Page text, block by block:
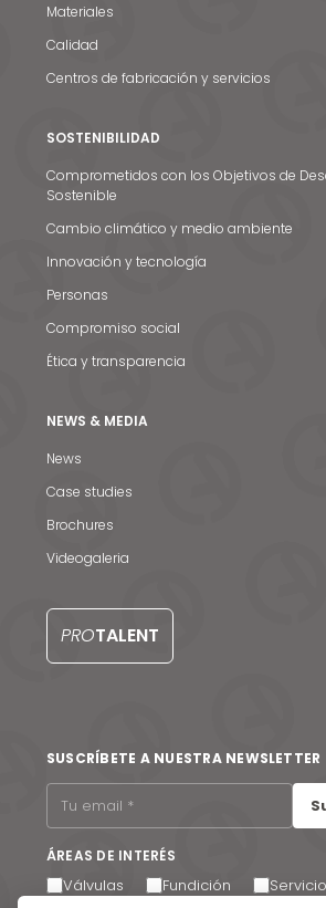
Noticias y medios
Contacto
Materiales
Calidad
Centros de fabricación y servicios
SOSTENIBILIDAD
Comprometidos con los Objetivos de
Sostenible
Cambio climático y medio ambiente
Innovación y tecnología
Personas
Compromiso social
Ética y transparencia
NEWS & MEDIA
News
Case studies
Brochures
Videogaleria
PROTALENT
SUSCRÍBETE A NUESTRA NEWSLETTER
ÁREAS DE INTERÉS
Válvulas Fundición Servicio